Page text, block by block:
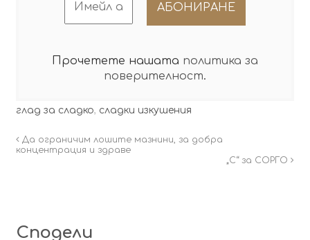
Прочетете нашата политика за
поверителност.
глад за сладко, сладки изкушения
Да ограничим лошите мазнини, за добра
концентрация и здраве
„С“ за СОРГО
Сподели